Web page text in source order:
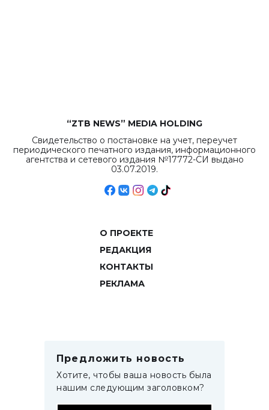
“ZTB NEWS” MEDIA HOLDING
Свидетельство о постановке на учет, переучет
периодического печатного издания, информационного
агентства и сетевого издания №17772-СИ выдано
03.07.2019.
О ПРОЕКТЕ
РЕДАКЦИЯ
КОНТАКТЫ
РЕКЛАМА
Предложить новость
Хотите, чтобы ваша новость была
нашим следующим заголовком?